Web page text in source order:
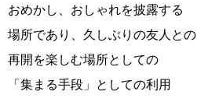
おめかし、おしゃれを披露する
場所であり、久しぶりの友人との
再開を楽しむ場所としての
「集まる手段」としての利用